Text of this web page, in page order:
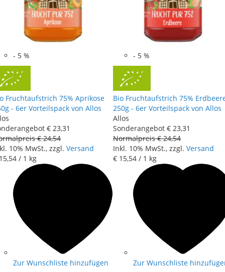
- 5 %
Fruchtaufstrich 75% Aprikose
- 6er Vorteilspack von Allos
€ 23,31
€ 24,54
10% MwSt., zzgl. Versand
,54 / 1 kg
Zur Wunschliste hinzufügen
- 5 %
Bio Fruchtaufstrich 75%
250g - 6er Vorteilspack von Allos
Allos
Sonderangebot € 23,31
Normalpreis € 24,54
Inkl. 10% MwSt., zzgl. Versand
€ 15,54 / 1 kg
Zur Wunschliste